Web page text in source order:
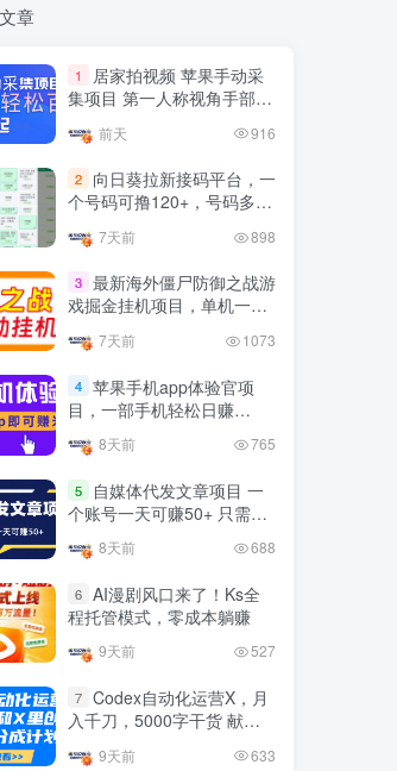
目可以联系虎哥微信 虎哥一对一
且远程视频教学
Google AdSense 新手接入
教程：虎哥手把手教你用网
站赚取美元收入
质博主！
4年前 1.5W+人已阅读
网易云音乐黑胶会员，三个
官方免费领取教程，最高可
领1年
4年前 1.4W+人已阅读
十大电脑挂机赚钱
4年前 1.2W+人已阅读
腾讯欢乐斗地主打金项目，
回收欢乐豆 一台电脑日收益
500+
3年前 5673人已阅读
外面开车的三角洲出售脚
本，无卡密版本 单窗口日收
益30-70+ 可批量操作
1年前 4885人已阅读
最新快手极速版秒货脚本，
直播间扫货必备神器【秒货
章
1
居家拍视频 苹果手动采
集项目 第一人称视角手部操
元起前天 916
2
向日葵拉新接码平台，一
个号码可撸120+，号码多的
7天前 898
3 最新海外僵尸防御之战游
戏掘金挂机项目，单机一天
7天前 1073
4 苹果手机app体验官项
目，一部手机轻松日赚
载安装app即可获取高额收
益
8天前 765
5
自媒体代发文章项目 一
个账号一天可赚50+ 只需动
8天前 688
6 AI漫剧风口来了！Ks全
程托管模式，零成本躺赚
9天前 527
7 Codex自动化运营X，月
入千刀，5000字干货 献给
9天前 633